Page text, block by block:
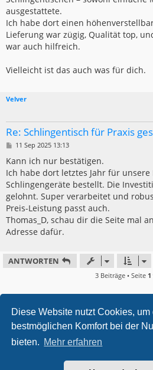
Diese Website nutzt Cookies, um
bestmöglichen Komfort bei der
bieten. Mehr erfahren
ausgestattete.
Ich habe dort einen
Lieferung war zügig, Qualität top,
war auch hilfreich.
Vielleicht ist das auch was für dich.
Velver
Re: Schlingentisch für Praxis
B
i
r
a
g
11 Sep 2025 13:13
Kann ich nur bestätigen.
Ich habe dort letztes Jahr für unsere
Schlingengeräte bestellt. Die
gelohnt. Super verarbeitet und
Preis-Leistung passt auch.
Thomas_D, schau dir die Seite mal
Adresse dafür.
ANTWORTEN
3 Beiträge • Seite 1
Startseite Foren-Übersicht
Powered by
® Forum